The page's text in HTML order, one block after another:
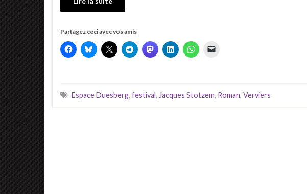
Partagez ceci avec vos amis
Espace Duesberg, festival, Jacques Stotzem, Roman, Verviers